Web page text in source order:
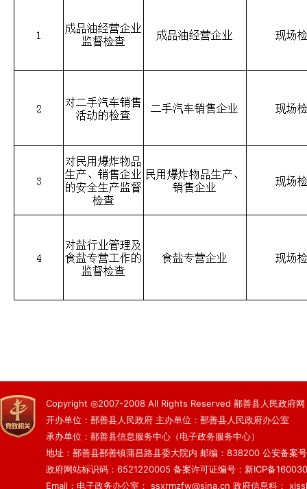
Copyright ◎2007-2008 All Rights Reserved 鄯善县人民政府网
开办单位：鄯善县人民政府 主办单位：鄯善县人民政府办公室
承办单位：鄯善县信息服务中心（电子政务服务中心）
地址：鄯善县鄯善镇蒲昌路县委大院内 邮编：838200 公安备案
政府网站标识码：6521220005 备案许可证编号：新ICP备
Email：电子政务办公室： ssxrmzfw@sina.cn 政府信息科：